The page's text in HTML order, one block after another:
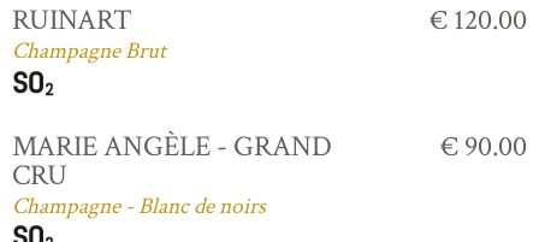
RUINART
Champagne Brut
€ 120.00
MARIE ANGÈLE - GRAND
CRU
Champagne - Blanc de noirs
€ 90.00